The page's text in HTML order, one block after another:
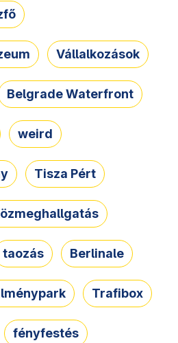
Vállalkozások
Belgrade Waterfront
weird
Tisza Pért
taozás Berlinale
Trafibox
fényfestés